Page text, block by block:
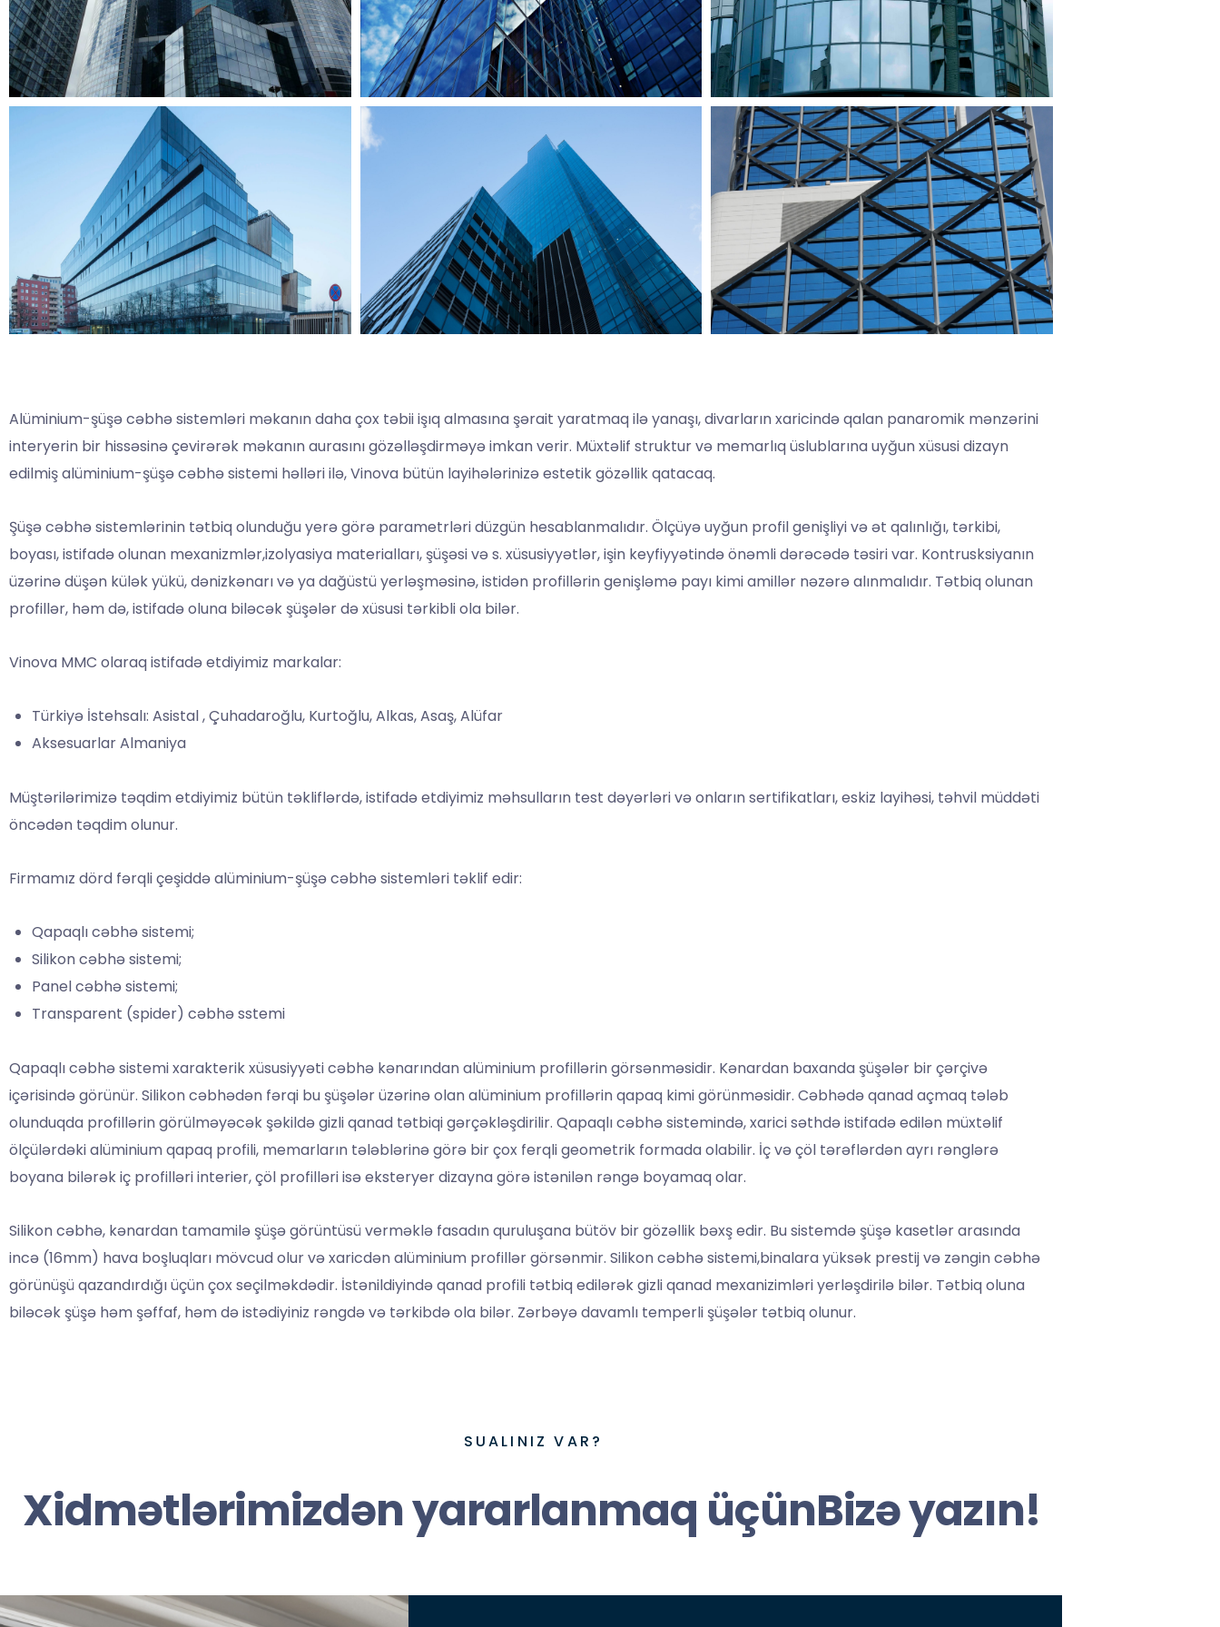
Alüminium-şüşə cəbhə sistemləri məkanın daha çox təbii işıq almasına şərait yaratmaq ilə yanaşı, divarların xaricində qalan panaromik mənzərini
interyerin bir hissəsinə çevirərək məkanın aurasını gözəlləşdirməyə imkan verir. Müxtəlif struktur və memarlıq üslublarına uyğun xüsusi dizayn
edilmiş alüminium-şüşə cəbhə sistemi həlləri ilə, Vinova bütün layihələrinizə estetik gözəllik qatacaq.
Şüşə cəbhə sistemlərinin tətbiq olunduğu yerə görə parametrləri düzgün hesablanmalıdır. Ölçüyə uyğun profil genişliyi və ət qalınlığı, tərkibi,
boyası, istifadə olunan mexanizmlər,izolyasiya materialları, şüşəsi və s. xüsusiyyətlər, işin keyfiyyətində önəmli dərəcədə təsiri var. Kontrusksiyanın
üzərinə düşən külək yükü, dənizkənarı və ya dağüstü yerləşməsinə, istidən profillərin genişləmə payı kimi amillər nəzərə alınmalıdır. Tətbiq olunan
profillər, həm də, istifadə oluna biləcək şüşələr də xüsusi tərkibli ola bilər.
Vinova MMC olaraq istifadə etdiyimiz markalar:
Türkiyə İstehsalı: Asistal , Çuhadaroğlu, Kurtoğlu, Alkas, Asaş, Alüfar
Aksesuarlar Almaniya
Müştərilərimizə təqdim etdiyimiz bütün təkliflərdə, istifadə etdiyimiz məhsulların test dəyərləri və onların sertifikatları, eskiz layihəsi, təhvil müddəti
öncədən təqdim olunur.
Firmamız dörd fərqli çeşiddə alüminium-şüşə cəbhə sistemləri təklif edir:
Qapaqlı cəbhə sistemi;
Silikon cəbhə sistemi;
Panel cəbhə sistemi;
Transparent (spider) cəbhə sstemi
Qapaqlı cəbhə sistemi xarakterik xüsusiyyəti cəbhə kənarından alüminium profillərin görsənməsidir. Kənardan baxanda şüşələr bir çərçivə
içərisində görünür. Silikon cəbhədən fərqi bu şüşələr üzərinə olan alüminium profillərin qapaq kimi görünməsidir. Cəbhədə qanad açmaq tələb
olunduqda profillərin görülməyəcək şəkildə gizli qanad tətbiqi gərçəkləşdirilir. Qapaqlı cəbhə sistemində, xarici səthdə istifadə edilən müxtəlif
ölçülərdəki alüminium qapaq profili, memarların tələblərinə görə bir çox ferqli geometrik formada olabilir. İç və çöl tərəflərdən ayrı rənglərə
boyana bilərək iç profilləri interier, çöl profilləri isə eksteryer dizayna görə istənilən rəngə boyamaq olar.
Silikon cəbhə, kənardan tamamilə şüşə görüntüsü verməklə fasadın quruluşana bütöv bir gözəllik bəxş edir. Bu sistemdə şüşə kasetlər arasında
incə (16mm) hava boşluqları mövcud olur və xaricdən alüminium profillər görsənmir. Silikon cəbhə sistemi,binalara yüksək prestij və zəngin cəbhə
görünüşü qazandırdığı üçün çox seçilməkdədir. İstənildiyində qanad profili tətbiq edilərək gizli qanad mexanizimləri yerləşdirilə bilər. Tətbiq oluna
biləcək şüşə həm şəffaf, həm də istədiyiniz rəngdə və tərkibdə ola bilər. Zərbəyə davamlı temperli şüşələr tətbiq olunur.
SUALINIZ VAR?
Xidmətlərimizdən yararlanmaq üçünBizə yazın!